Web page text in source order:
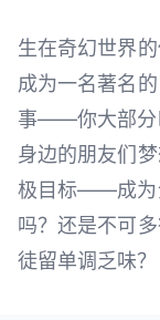
生在奇幻世界
成为一名著名
事——你大部分
身边的朋友们
极目标——成为
吗？还是不可
徒留单调乏味？